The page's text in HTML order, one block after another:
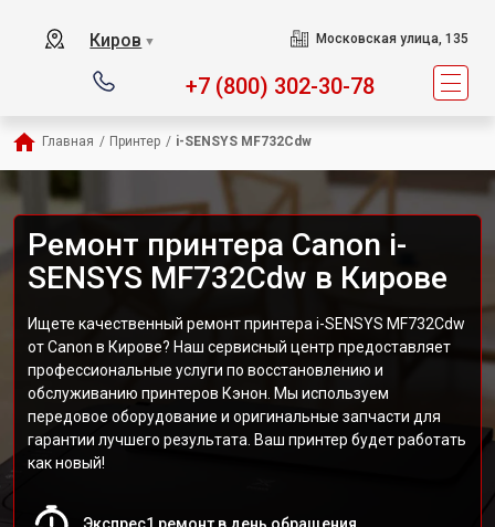
Киров ▼ Московская улица, 135
+7 (800) 302-30-78
Главная / Принтер / i-SENSYS MF732Cdw
Ремонт принтера Canon i-
SENSYS MF732Cdw в Кирове
Ищете качественный ремонт принтера i-SENSYS MF732Cdw
от Canon в Кирове? Наш сервисный центр предоставляет
профессиональные услуги по восстановлению и
обслуживанию принтеров Кэнон. Мы используем
передовое оборудование и оригинальные запчасти для
гарантии лучшего результата. Ваш принтер будет работать
как новый!